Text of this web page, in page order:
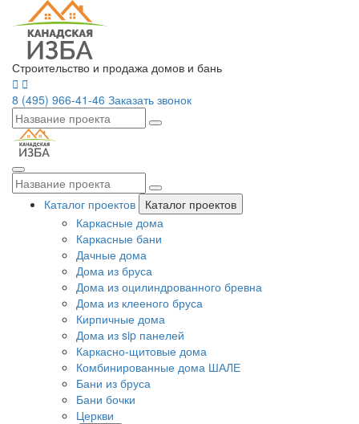
Строительство и продажа домов и бань
8 (495) 966-41-46 Заказать звонок
Каталог проектов
Каталог проектов
Каркасные дома
Каркасные бани
Дачные дома
Дома из бруса
Дома из оцилиндрованного бревна
Дома из клееного бруса
Кирпичные дома
Дома из sip панелей
Каркасно-щитовые дома
Комбинированные дома ШАЛЕ
Бани из бруса
Бани бочки
Церкви